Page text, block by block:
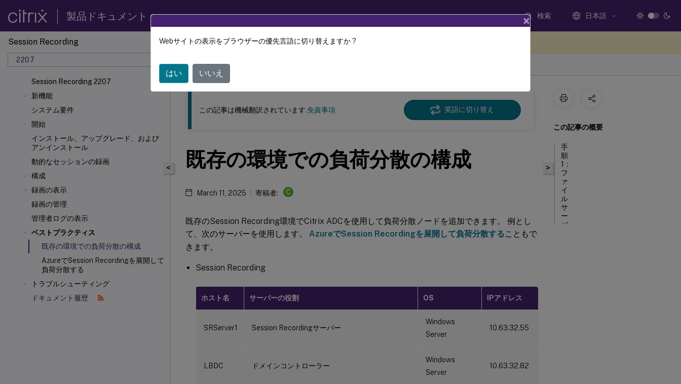
製品ドキュメント 検索 日本語
Session Recording
2207
Session Recording 2207
新機能
システム要件
開始
インストール、アップグレード、および
アンインストール
動的なセッションの録画
構成
録画の表示
録画の管理
管理者ログの表示
ベストプラクティス
既存の環境での負荷分散の構成
AzureでSession Recordingを展開して
負荷分散する
トラブルシューティング
ドキュメント履歴
このコンテンツは動的に機械翻訳されています。
Session Recording
<
この記事は機械翻訳されています.免責事項 英語に切り替え
既存の環境での負荷分散の構成
March 11, 2025 寄稿者: C
既存のSession Recording環境でCitrix ADCを使用して負荷分散ノードを追加できます。 例とし
て、次のサーバーを使用します。 AzureでSession Recordingを展開して負荷分散することもで
きます。
Session Recording
ホスト名 サーバーの役割 OS IPアドレス
SRServer1 Session Recordingサーバー
Windows
Server
10.63.32.55
LBDC ドメインコントローラー
Windows
Server
10.63.32.82
>
この記事の概要
手
順
1：
フ
ァ
イ
ル
サ
ー
バ
×
Webサイトの表示をブラウザーの優先言語に切り替えますか ?
はい いいえ